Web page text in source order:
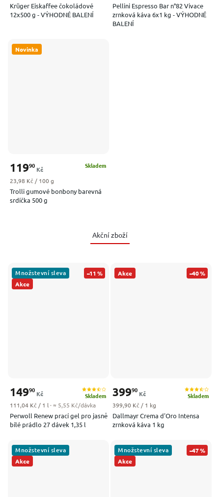
Krüger Eiskaffee čokoládové
12x500 g - VÝHODNÉ BALENÍ
Pellini Espresso Bar n°82 Vivace
zrnková káva 6x1 kg - VÝHODNÉ
BALENÍ
Novinka
Trolli gumové bonbony barevná
srdíčka 500 g
Skladem
11990
Kč
Měrná cena:
23,98 Kč / 100 g
Akční zboží
Akce
Množstevní sleva –11 %
Perwoll Renew prací gel pro jasně
bílé prádlo 27 dávek 1,35 l
Skladem
14990
Kč
Měrná cena:
111,04 Kč / 1 l · ≈ 5,55 Kč/dávka
Akce –40 %
Dallmayr Crema d'Oro Intensa
zrnková káva 1 kg
Skladem
39990
Kč
Měrná cena:
399,90 Kč / 1 kg
Akce
Množstevní sleva
Akce
Množstevní sleva –47 %